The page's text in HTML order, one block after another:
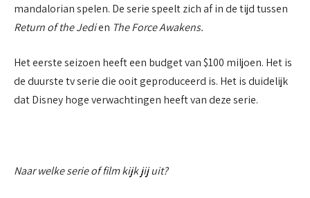
mandalorian spelen. De serie speelt zich af in de tijd tussen
Return of the Jedien The Force Awakens.
Het eerste seizoen heeft een budget van $100 miljoen. Het is
de duurste tv serie die ooit geproduceerd is. Het is duidelijk
dat Disney hoge verwachtingen heeft van deze serie.
Naar welke serie of film kijk jij uit?